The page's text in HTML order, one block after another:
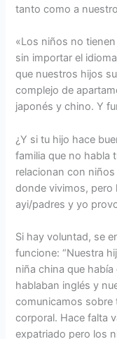
tanto como a
«Los niños no
sin importar el
que nuestros hijos
complejo de
japonés y chino. Y
¿Y si tu hijo hace
familia que no habla
relacionan con
donde vivimos, pero
ayi/padres y yo
Si hay voluntad, se
funcione: “Nuestra
niña china que
hablaban inglés y
comunicamos sobre
corporal. Hace falta
expatriado pero los